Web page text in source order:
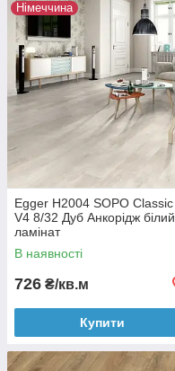
Німеччина
Egger H2004 SOPO Classic
V4 8/32 Дуб Анкорідж білий,
ламінат
В наявності
726 ₴/кв.м
Купити